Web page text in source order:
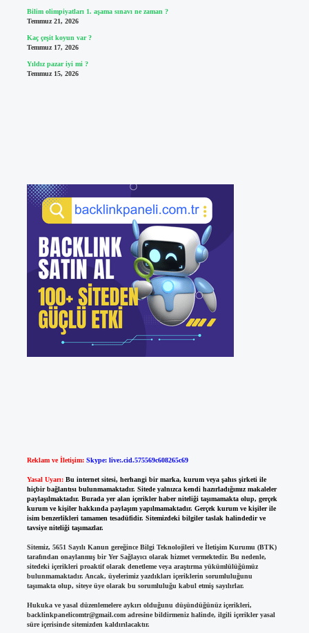
Bilim olimpiyatları 1. aşama sınavı ne zaman ?
Temmuz 21, 2026
Kaç çeşit koyun var ?
Temmuz 17, 2026
Yıldız pazar iyi mi ?
Temmuz 15, 2026
Reklam ve İletişim: Skype: live:.cid.575569c608265c69
Yasal Uyarı: Bu internet sitesi, herhangi bir marka, kurum veya şahıs şirketi ile
hiçbir bağlantısı bulunmamaktadır. Sitede yalnızca kendi hazırladığımız makaleler
paylaşılmaktadır. Burada yer alan içerikler haber niteliği taşımamakta olup, gerçek
kurum ve kişiler hakkında paylaşım yapılmamaktadır. Gerçek kurum ve kişiler ile
isim benzerlikleri tamamen tesadüfidir. Sitemizdeki bilgiler taslak halindedir ve
tavsiye niteliği taşımazlar.
Sitemiz, 5651 Sayılı Kanun gereğince Bilgi Teknolojileri ve İletişim Kurumu (BTK)
tarafından onaylanmış bir Yer Sağlayıcı olarak hizmet vermektedir. Bu nedenle,
sitedeki içerikleri proaktif olarak denetleme veya araştırma yükümlülüğümüz
bulunmamaktadır. Ancak, üyelerimiz yazdıkları içeriklerin sorumluluğunu
taşımakta olup, siteye üye olarak bu sorumluluğu kabul etmiş sayılırlar.
Hukuka ve yasal düzenlemelere aykırı olduğunu düşündüğünüz içerikleri,
backlinkpanelicomtr@gmail.comadresine bildirmeniz halinde, ilgili içerikler yasal
süre içerisinde sitemizden kaldırılacaktır.